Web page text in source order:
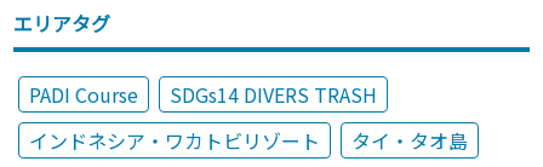
エリアタグ
PADI Course
SDGs14 DIVERS TRASH
インドネシア・ワカトビリゾート
タイ・タオ島